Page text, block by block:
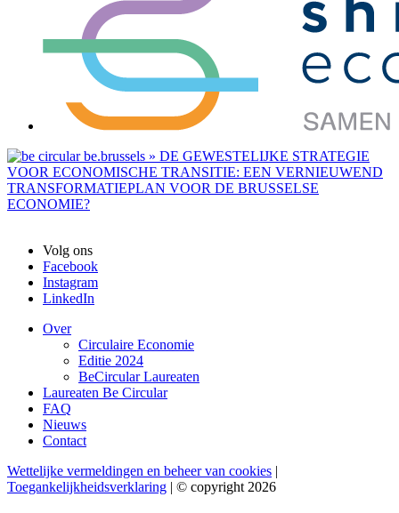
Volg ons
Facebook
Instagram
LinkedIn
Over
Circulaire Economie
Editie 2024
BeCircular Laureaten
Laureaten Be Circular
FAQ
Nieuws
Contact
Wettelijke vermeldingen en beheer van cookies |
Toegankelijkheidsverklaring | © copyright 2026